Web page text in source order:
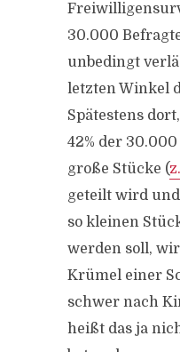
30.000
unbedingt
letzten Winkel
Spätestens
42% der
große Stücke (
geteilt wird
so kleinen
werden soll,
Krümel einer
schwer nach
heißt das ja